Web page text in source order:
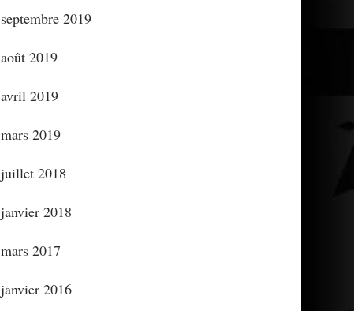
septembre 2019
août 2019
avril 2019
mars 2019
juillet 2018
janvier 2018
mars 2017
janvier 2016